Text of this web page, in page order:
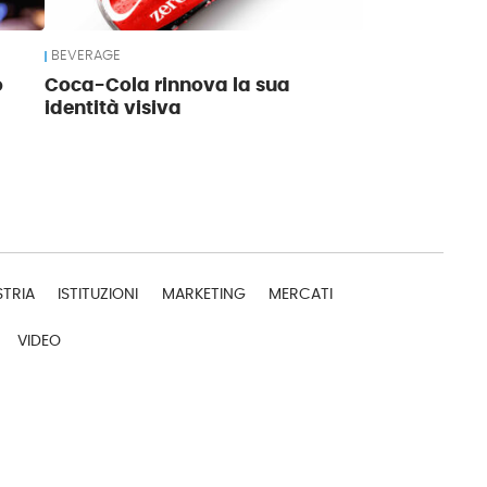
BEVERAGE
Coca-Cola rinnova la sua
identità visiva
ISTITUZIONI MARKETING MERCATI
VIDEO